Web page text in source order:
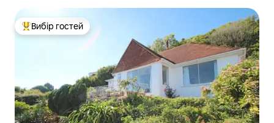
Топ вибір гостей
Вибір гостей